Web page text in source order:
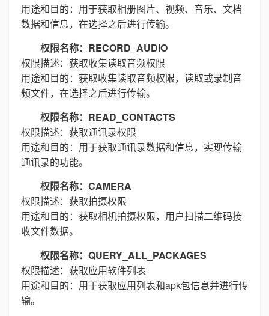
用途和目的：用于获取相册图片、视频、音乐、文档
数据和信息，在选择之后进行传输。
权限名称：RECORD_AUDIO
权限描述：获取收集读取音频权限
用途和目的：获取收集读取音频权限，读取或录制音
频文件，在选择之后进行传输。
权限名称：READ_CONTACTS
权限描述：获取通讯录权限
用途和目的：用于获取通讯录数据和信息，实现传输
通讯录的功能。
权限名称：CAMERA
权限描述：获取拍摄权限
用途和目的：获取相机拍摄权限，用户扫描二维码接
收文件数据。
权限名称：QUERY_ALL_PACKAGES
权限描述：获取应用软件列表
用途和目的：用于获取应用列表和apk包信息并进行传
输。